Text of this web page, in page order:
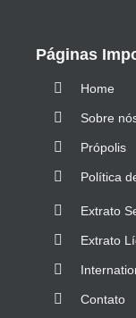
Páginas
Home
Sobre
Própolis
Política
Extrato
Extrato
Contato